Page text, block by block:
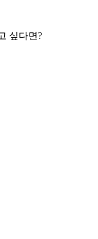
싶다면?